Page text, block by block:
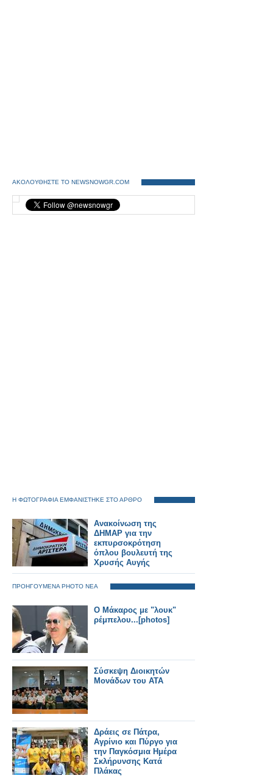
ΑΚΟΛΟΥΘΗΣΤΕ ΤΟ NEWSNOWGR.COM
Η ΦΩΤΟΓΡΑΦΙΑ ΕΜΦΑΝΙΣΤΗΚΕ ΣΤΟ ΑΡΘΡΟ
Ανακοίνωση της
ΔΗΜΑΡ για την
εκπυρσοκρότηση
όπλου βουλευτή της
Χρυσής Αυγής
ΠΡΟΗΓΟΥΜΕΝΑ PHOTO ΝΕΑ
O Mάκαρος με "λουκ"
ρέμπελου...[photos]
Σύσκεψη Διοικητών
Μονάδων του ΑΤΑ
Δράεις σε Πάτρα,
Αγρίνιο και Πύργο για
την Παγκόσμια Ημέρα
Σκλήρυνσης Kατά
Πλάκας